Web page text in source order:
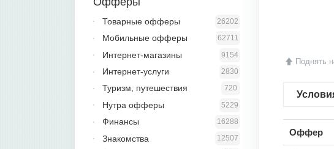
Поднять
Оффер
26202
Товарные офферы
62711
Мобильные офферы
9154
Интернет-магазины
2830
Интернет-услуги
720
Туризм, путешествия
5229
Нутра офферы
16288
Финансы
12507
Знакомства